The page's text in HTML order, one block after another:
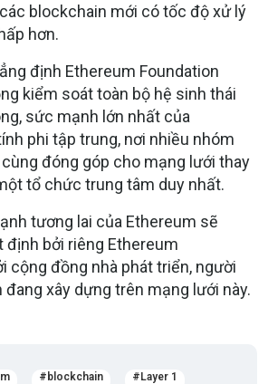
blockchain mới có tốc độ xử lý
hơn.
định Ethereum Foundation
kiểm soát toàn bộ hệ sinh thái
sức mạnh lớn nhất của
phi tập trung, nơi nhiều nhóm
đóng góp cho mạng lưới thay
tổ chức trung tâm duy nhất.
tương lai của Ethereum sẽ
bởi riêng Ethereum
cộng đồng nhà phát triển, người
đang xây dựng trên mạng lưới này.
blockchain Layer 1